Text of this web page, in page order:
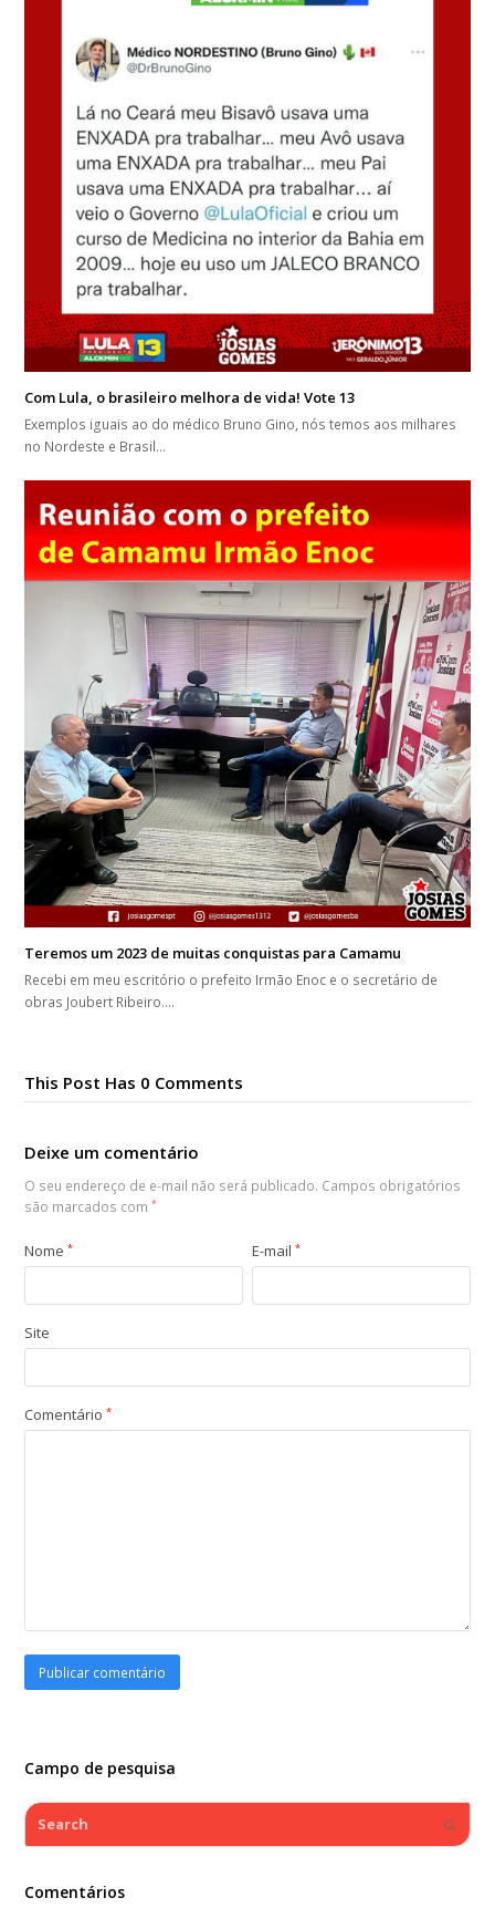
Com Lula, o brasileiro melhora de vida! Vote 13
Exemplos iguais ao do médico Bruno Gino, nós temos aos milhares
no Nordeste e Brasil…
Teremos um 2023 de muitas conquistas para Camamu
Recebi em meu escritório o prefeito Irmão Enoc e o secretário de
obras Joubert Ribeiro.…
This Post Has 0 Comments
Deixe um comentário
O seu endereço de e-mail não será publicado. Campos obrigatórios
são marcados com*
Nome* E-mail*
Site
Comentário*
Campo de pesquisa
Search
Comentários